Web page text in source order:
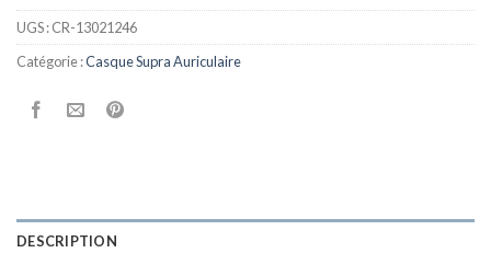
UGS :CR-13021246
Catégorie :Casque Supra Auriculaire
DESCRIPTION